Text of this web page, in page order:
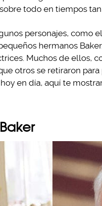
todo en tiempos
personajes, como
hermanos
Muchos de ellos,
otros se retiraron para
en día, aquí te